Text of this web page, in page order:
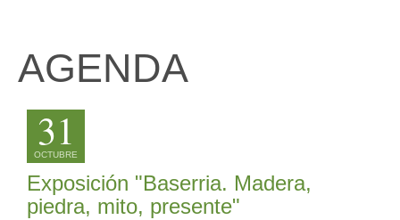
AGENDA
31
OCTUBRE
Exposición "Baserria. Madera,
piedra, mito, presente"